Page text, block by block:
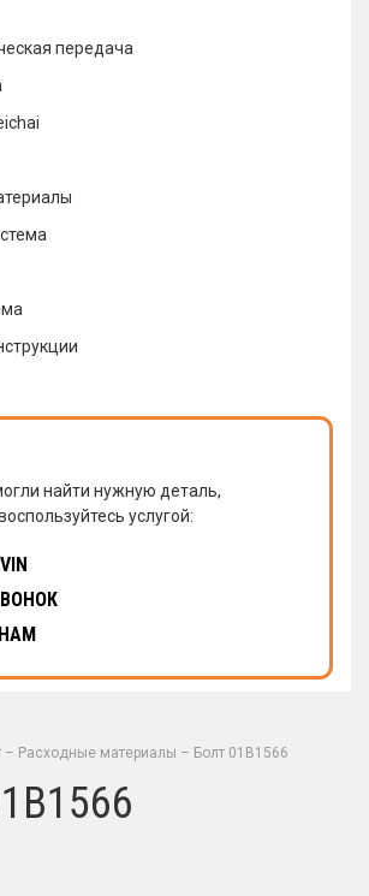
передача
найти нужную деталь,
услугой:
– Расходные материалы – Болт 01B1566